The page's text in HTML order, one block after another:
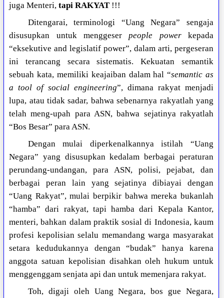
juga Menteri,tapi RAKYAT !!!
Ditengarai, terminologi “Uang Negara” sengaja
disusupkan untuk menggeserpeople powerkepada
“eksekutive and legislatif power”, dalam arti, pergeseran
ini terancang secara sistematis. Kekuatan semantik
sebuah kata, memiliki keajaiban dalam hal “semantic as
a tool of social engineering”, dimana rakyat menjadi
lupa, atau tidak sadar, bahwa sebenarnya rakyatlah yang
telah meng-upah para ASN, bahwa sejatinya rakyatlah
“Bos Besar” para ASN.
Dengan mulai diperkenalkannya istilah “Uang
Negara” yang disusupkan kedalam berbagai peraturan
perundang-undangan, para ASN, polisi, pejabat, dan
berbagai peran lain yang sejatinya dibiayai dengan
“Uang Rakyat”, mulai berpikir bahwa mereka bukanlah
“hamba” dari rakyat, tapi hamba dari Kepala Kantor,
menteri, bahkan dalam praktik sosial di Indonesia, kaum
profesi kepolisian selalu memandang warga masyarakat
setara kedudukannya dengan “budak” hanya karena
anggota satuan kepolisian disahkan oleh hukum untuk
menggenggam senjata api dan untuk memenjara rakyat.
Toh, digaji oleh Uang Negara, bos gue Negara,